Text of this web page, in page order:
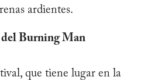
ardientes.
del Burning Man
que tiene lugar en la